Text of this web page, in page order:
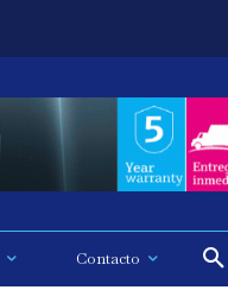
Contacto